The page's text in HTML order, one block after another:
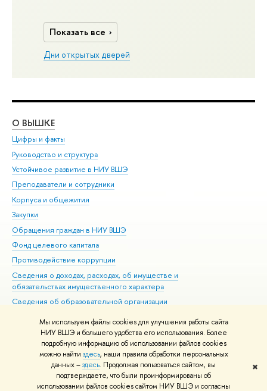
Мы используем файлы cookies для улучшения работы сайта
НИУ ВШЭ и большего удобства его использования. Более
подробную информацию об использовании файлов cookies
можно найти здесь, наши правила обработки персональных
данных –здесь. Продолжая пользоваться сайтом, вы
подтверждаете, что были проинформированы об
использовании файлов cookies сайтом НИУ ВШЭ и согласны
✖
Показать все
Дни открытых дверей
О ВЫШКЕ
Цифры и факты
Руководство и структура
Устойчивое развитие в НИУ ВШЭ
Преподаватели и сотрудники
Корпуса и общежития
Закупки
Обращения граждан в НИУ ВШЭ
Фонд целевого капитала
Противодействие коррупции
Сведения о доходах, расходах, об имуществе и
обязательствах имущественного характера
Сведения об образовательной организации
Людям с ограниченными возможностями здоровья
Единая платежная страница
Работа в Вышке
© НИУ ВШЭ 1993–2026 Адреса и контакты Условия использования